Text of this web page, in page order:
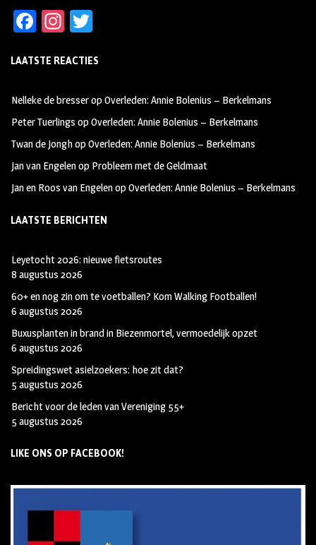
Fa
b
oo
k
In
ag
m
tt
LAATSTE REACTIES
Nelleke de bresseropOverleden: Annie Bolenius – Berkelmans
Peter Tuerlings opOverleden: Annie Bolenius – Berkelmans
Twan de JonghopOverleden: Annie Bolenius – Berkelmans
Jan van Engelenop Probleem met de Geldmaat
Jan en Roos van EngelenopOverleden: Annie Bolenius – Berkelmans
LAATSTE BERICHTEN
Leyetocht 2026: nieuwe fietsroutes
8 augustus 2026
60+ en nog zin om te voetballen? Kom Walking Footballen!
6 augustus 2026
Buxusplanten in brand in Biezenmortel, vermoedelijk opzet
6 augustus 2026
Spreidingswet asielzoekers: hoe zit dat?
5 augustus 2026
Bericht voor de leden van Vereniging 55+
5 augustus 2026
LIKE ONS OP FACEBOOK!